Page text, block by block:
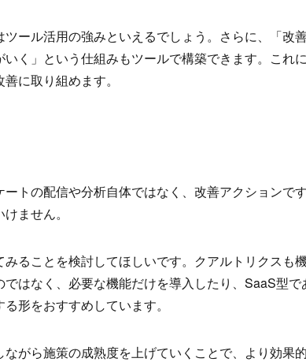
ール活用の強みといえるでしょう。さらに、「改
く」という仕組みもツールで構築できます。これ
に取り組めます。
トの配信や分析自体ではなく、改善アクションです
ません。
ることを検討してほしいです。クアルトリクスも
はなく、必要な機能だけを導入したり、SaaS型で
形をおすすめしています。
がら施策の成熟度を上げていくことで、より効果